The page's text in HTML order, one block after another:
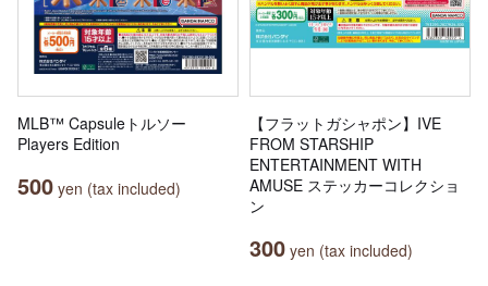
MLB™ Capsuleトルソー
Players Edition
500 yen (tax included)
【フラットガシャポン】IVE
FROM STARSHIP
ENTERTAINMENT WITH
AMUSE ステッカーコレクショ
ン
300 yen (tax included)